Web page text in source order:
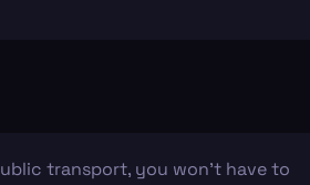
transport, you won't have to